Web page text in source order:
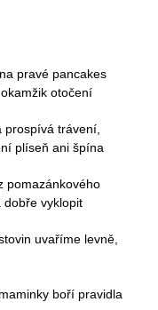
pravé pancakes
otočení
prospívá trávení,
plíseň ani špína
pomazánkového
dobře vyklopit
uvaříme levně,
boří pravidla